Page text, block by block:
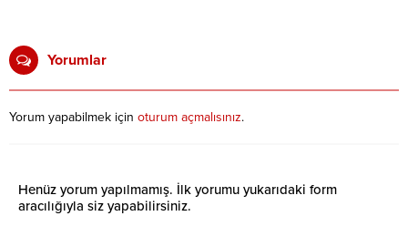
Yorumlar
Yorum yapabilmek için oturum açmalısınız.
Henüz yorum yapılmamış. İlk yorumu yukarıdaki form
aracılığıyla siz yapabilirsiniz.